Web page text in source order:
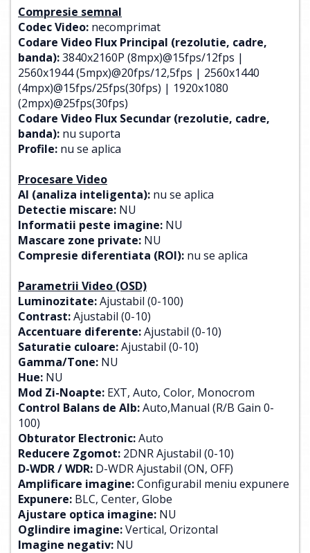
Compresie semnal
Codec Video: necomprimat
Codare Video Flux Principal (rezolutie, cadre,
banda):3840x2160P (8mpx)@15fps/12fps |
2560x1944 (5mpx)@20fps/12,5fps | 2560x1440
(4mpx)@15fps/25fps(30fps) | 1920x1080
(2mpx)@25fps(30fps)
Codare Video Flux Secundar (rezolutie, cadre,
banda): nu suporta
Profile: nu se aplica
Procesare Video
AI (analiza inteligenta): nu se aplica
Detectie miscare: NU
Informatii peste imagine: NU
Mascare zone private: NU
Compresie diferentiata (ROI): nu se aplica
Parametrii Video (OSD)
Luminozitate:Ajustabil (0-100)
Contrast:Ajustabil (0-10)
Accentuare diferente:Ajustabil (0-10)
Saturatie culoare:Ajustabil (0-10)
Gamma/Tone: NU
Hue: NU
Mod Zi-Noapte: EXT, Auto, Color, Monocrom
Control Balans de Alb:Auto,Manual (R/B Gain 0-
100)
Obturator Electronic:Auto
Reducere Zgomot: 2DNR Ajustabil (0-10)
D-WDR / WDR: D-WDR Ajustabil (ON, OFF)
Amplificare imagine:Configurabil meniu expunere
Expunere: BLC, Center, Globe
Ajustare optica imagine: NU
Oglindire imagine:Vertical, Orizontal
Imagine negativ: NU